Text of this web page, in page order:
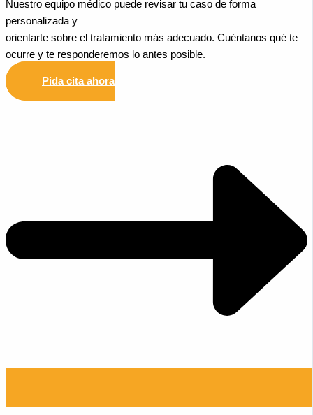
Nuestro equipo médico puede revisar tu caso de forma
personalizada y
orientarte sobre el tratamiento más adecuado. Cuéntanos qué te
ocurre y te responderemos lo antes posible.
Pida cita ahora